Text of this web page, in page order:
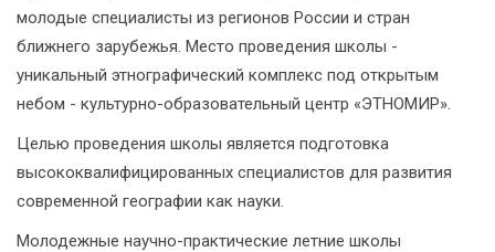
молодые специалисты из регионов России и стран
ближнего зарубежья. Место проведения школы -
уникальный этнографический комплекс под открытым
небом - культурно-образовательный центр «ЭТНОМИР».
Целью проведения школы является подготовка
высококвалифицированных специалистов для развития
современной географии как науки.
Молодежные научно-практические летние школы